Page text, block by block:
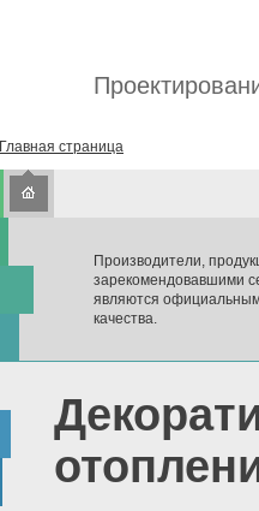
Главная страница
Производители,
зарекомендовавшими
являются
качества.